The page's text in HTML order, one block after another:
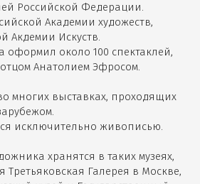
Российской Федерации.
Академии художеств,
Акдемии Искуств.
оформил около 100 спектаклей,
Анатолием Эфросом.
многих выставках, проходящих
исключительно живописью.
хранятся в таких музеях,
Третьяковская Галерея в Москве,